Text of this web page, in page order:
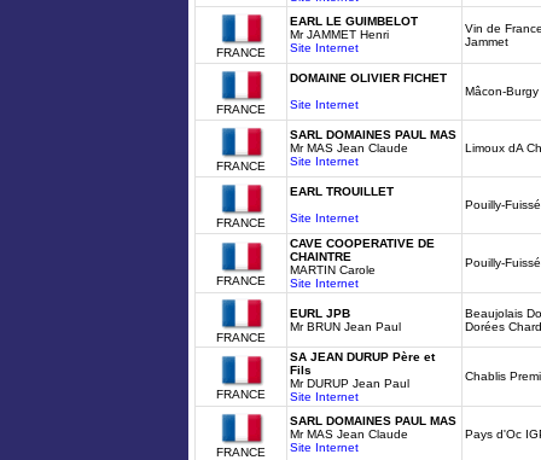
FRANCE
EARL LE GUIMBELOT
Mr JAMMET Henri
Site Internet
Vin de
Jammet
FRANCE
DOMAINE OLIVIER FICHET
Site Internet
Mâcon-
FRANCE
SARL DOMAINES PAUL MAS
Mr MAS Jean Claude
Site Internet
Limoux dA
FRANCE
EARL TROUILLET
Site Internet
Pouilly-
FRANCE
CAVE COOPERATIVE DE
CHAINTRE
MARTIN Carole
Site Internet
Pouilly-
FRANCE
EURL JPB
Mr BRUN Jean Paul
Beaujolais
Dorées
FRANCE
SA JEAN DURUP Père et
Fils
Mr DURUP Jean Paul
Site Internet
Chablis
FRANCE
SARL DOMAINES PAUL MAS
Mr MAS Jean Claude
Site Internet
Pays d'Oc